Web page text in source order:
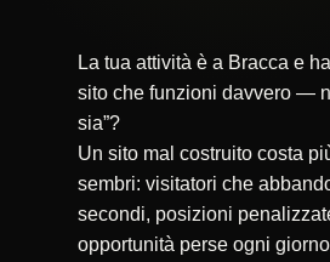
La tua attività è a Bracca e
sito che funzioni davvero —
sia”?
Un sito mal costruito costa
sembri: visitatori che
secondi, posizioni
opportunità perse ogni